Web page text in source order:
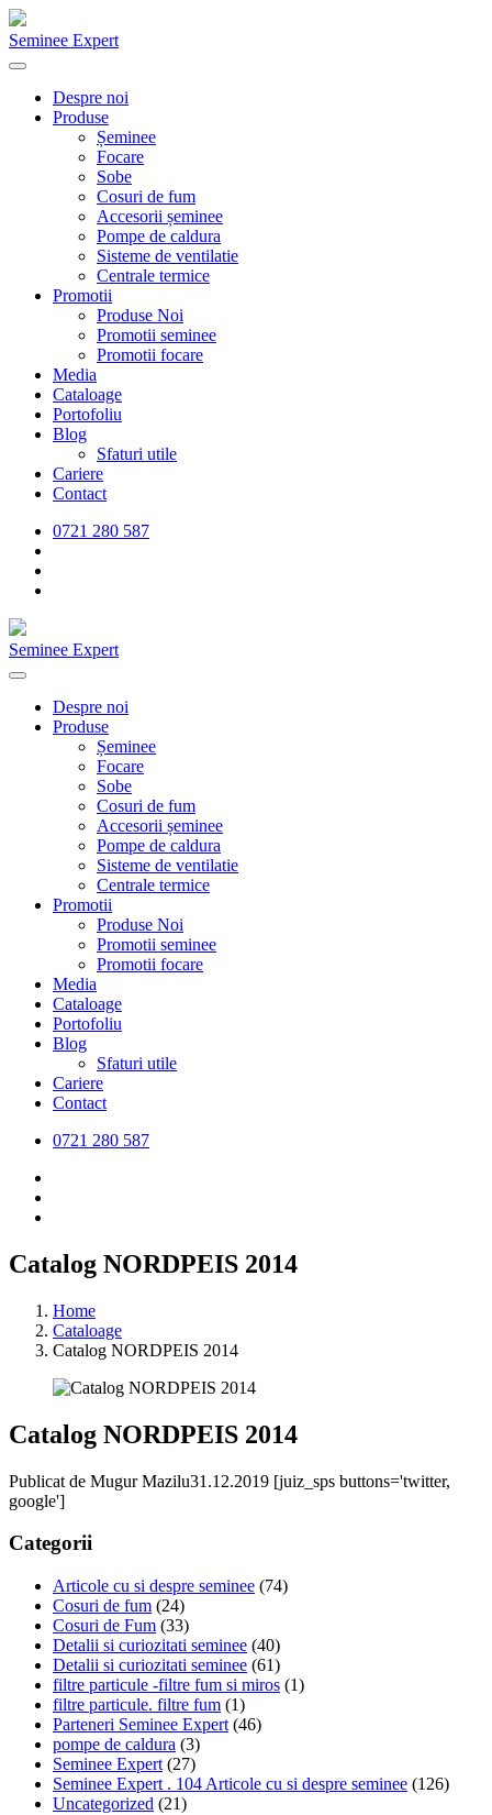
Seminee Expert
Despre noi
Produse
Șeminee
Focare
Sobe
Cosuri de fum
Accesorii șeminee
Pompe de caldura
Sisteme de ventilatie
Centrale termice
Promotii
Produse Noi
Promotii seminee
Promotii focare
Media
Cataloage
Portofoliu
Blog
Sfaturi utile
Cariere
Contact
0721 280 587
Seminee Expert
Despre noi
Produse
Șeminee
Focare
Sobe
Cosuri de fum
Accesorii șeminee
Pompe de caldura
Sisteme de ventilatie
Centrale termice
Promotii
Produse Noi
Promotii seminee
Promotii focare
Media
Cataloage
Portofoliu
Blog
Sfaturi utile
Cariere
Contact
0721 280 587
Catalog NORDPEIS 2014
Home
Cataloage
Catalog NORDPEIS 2014
Catalog NORDPEIS 2014
Publicat de Mugur Mazilu31.12.2019 [juiz_sps buttons='twitter,
google']
Categorii
Articole cu si despre seminee (74)
Cosuri de fum (24)
Cosuri de Fum (33)
Detalii si curiozitati seminee (40)
Detalii si curiozitati seminee (61)
filtre particule -filtre fum si miros (1)
filtre particule. filtre fum (1)
Parteneri Seminee Expert (46)
pompe de caldura (3)
Seminee Expert (27)
Seminee Expert . 104 Articole cu si despre seminee (126)
Uncategorized (21)